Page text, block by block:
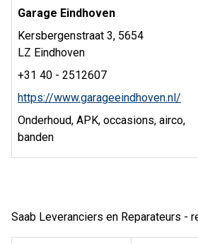
Garage Eindhoven
Kersbergenstraat 3, 5654
LZ Eindhoven
+31 40 - 2512607
https://www.garageeindhoven.nl/
Onderhoud, APK, occasions, airco,
banden
Saab Leveranciers en Reparateurs -